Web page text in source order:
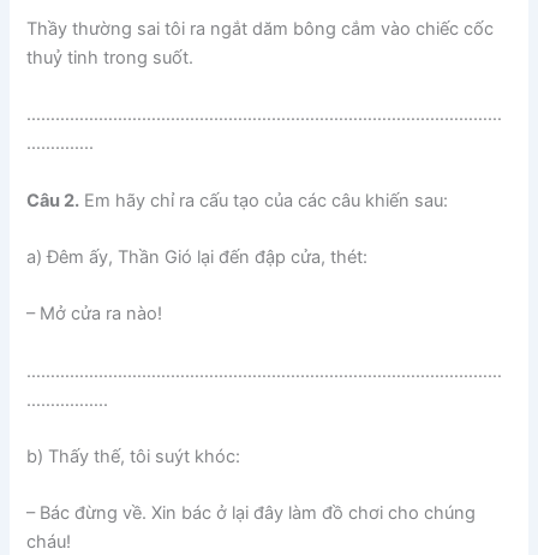
Thầy thường sai tôi ra ngắt dăm bông cắm vào chiếc cốc
thuỷ tinh trong suốt.
………………………………………………………………………………………
…………..
Câu 2. Em hãy chỉ ra cấu tạo của các câu khiến sau:
a) Đêm ấy, Thần Gió lại đến đập cửa, thét:
– Mở cửa ra nào!
………………………………………………………………………………………
……………..
b) Thấy thế, tôi suýt khóc:
– Bác đừng về. Xin bác ở lại đây làm đồ chơi cho chúng
cháu!